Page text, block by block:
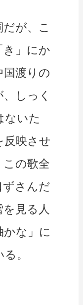
だが、こ
き」にか
国渡りの
しっく
ないた
反映させ
この歌全
ずさんだ
見る人
かな」に
。